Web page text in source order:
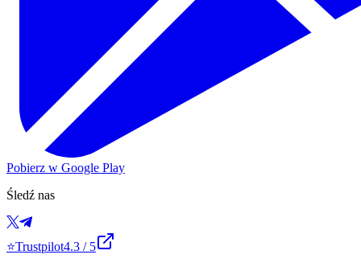
Pobierz w Google Play
Śledź nas
⭐Trustpilot4.3 / 5